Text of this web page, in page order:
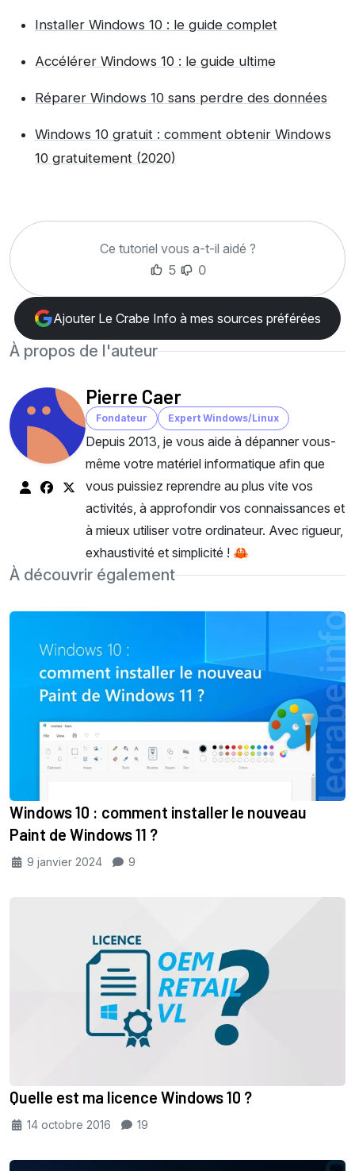
Installer Windows 10 : le guide complet
Accélérer Windows 10 : le guide ultime
Réparer Windows 10 sans perdre des données
Windows 10 gratuit : comment obtenir Windows
10 gratuitement (2020)
Ce tutoriel vous a-t-il aidé ?
5
0
Ajouter Le Crabe Info à mes sources préférées
À propos de l'auteur
Pierre Caer
Fondateur Expert Windows/Linux
Depuis 2013, je vous aide à dépanner vous-
même votre matériel informatique afin que
vous puissiez reprendre au plus vite vos
activités, à approfondir vos connaissances et
à mieux utiliser votre ordinateur. Avec rigueur,
exhaustivité et simplicité ! 🦀
À découvrir également
Windows 10 : comment installer le nouveau
Paint de Windows 11 ?
9 janvier 2024 9
Quelle est ma licence Windows 10 ?
14 octobre 2016 19